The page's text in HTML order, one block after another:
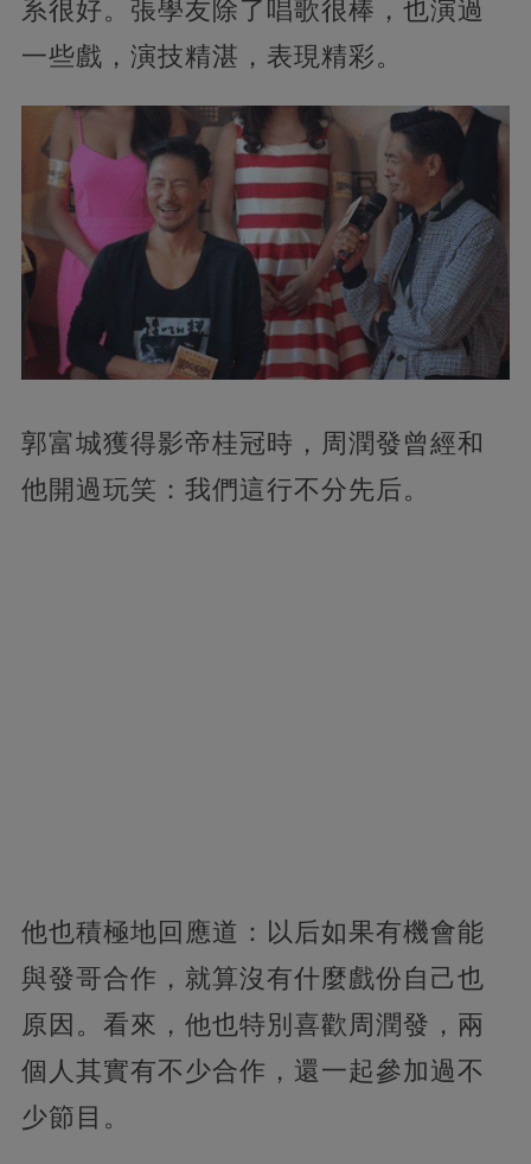
系很好。張學友除了唱歌很棒，也演過
一些戲，演技精湛，表現精彩。
郭富城獲得影帝桂冠時，周潤發曾經和
他開過玩笑：我們這行不分先后。
他也積極地回應道：以后如果有機會能
與發哥合作，就算沒有什麼戲份自己也
原因。看來，他也特別喜歡周潤發，兩
個人其實有不少合作，還一起參加過不
少節目。